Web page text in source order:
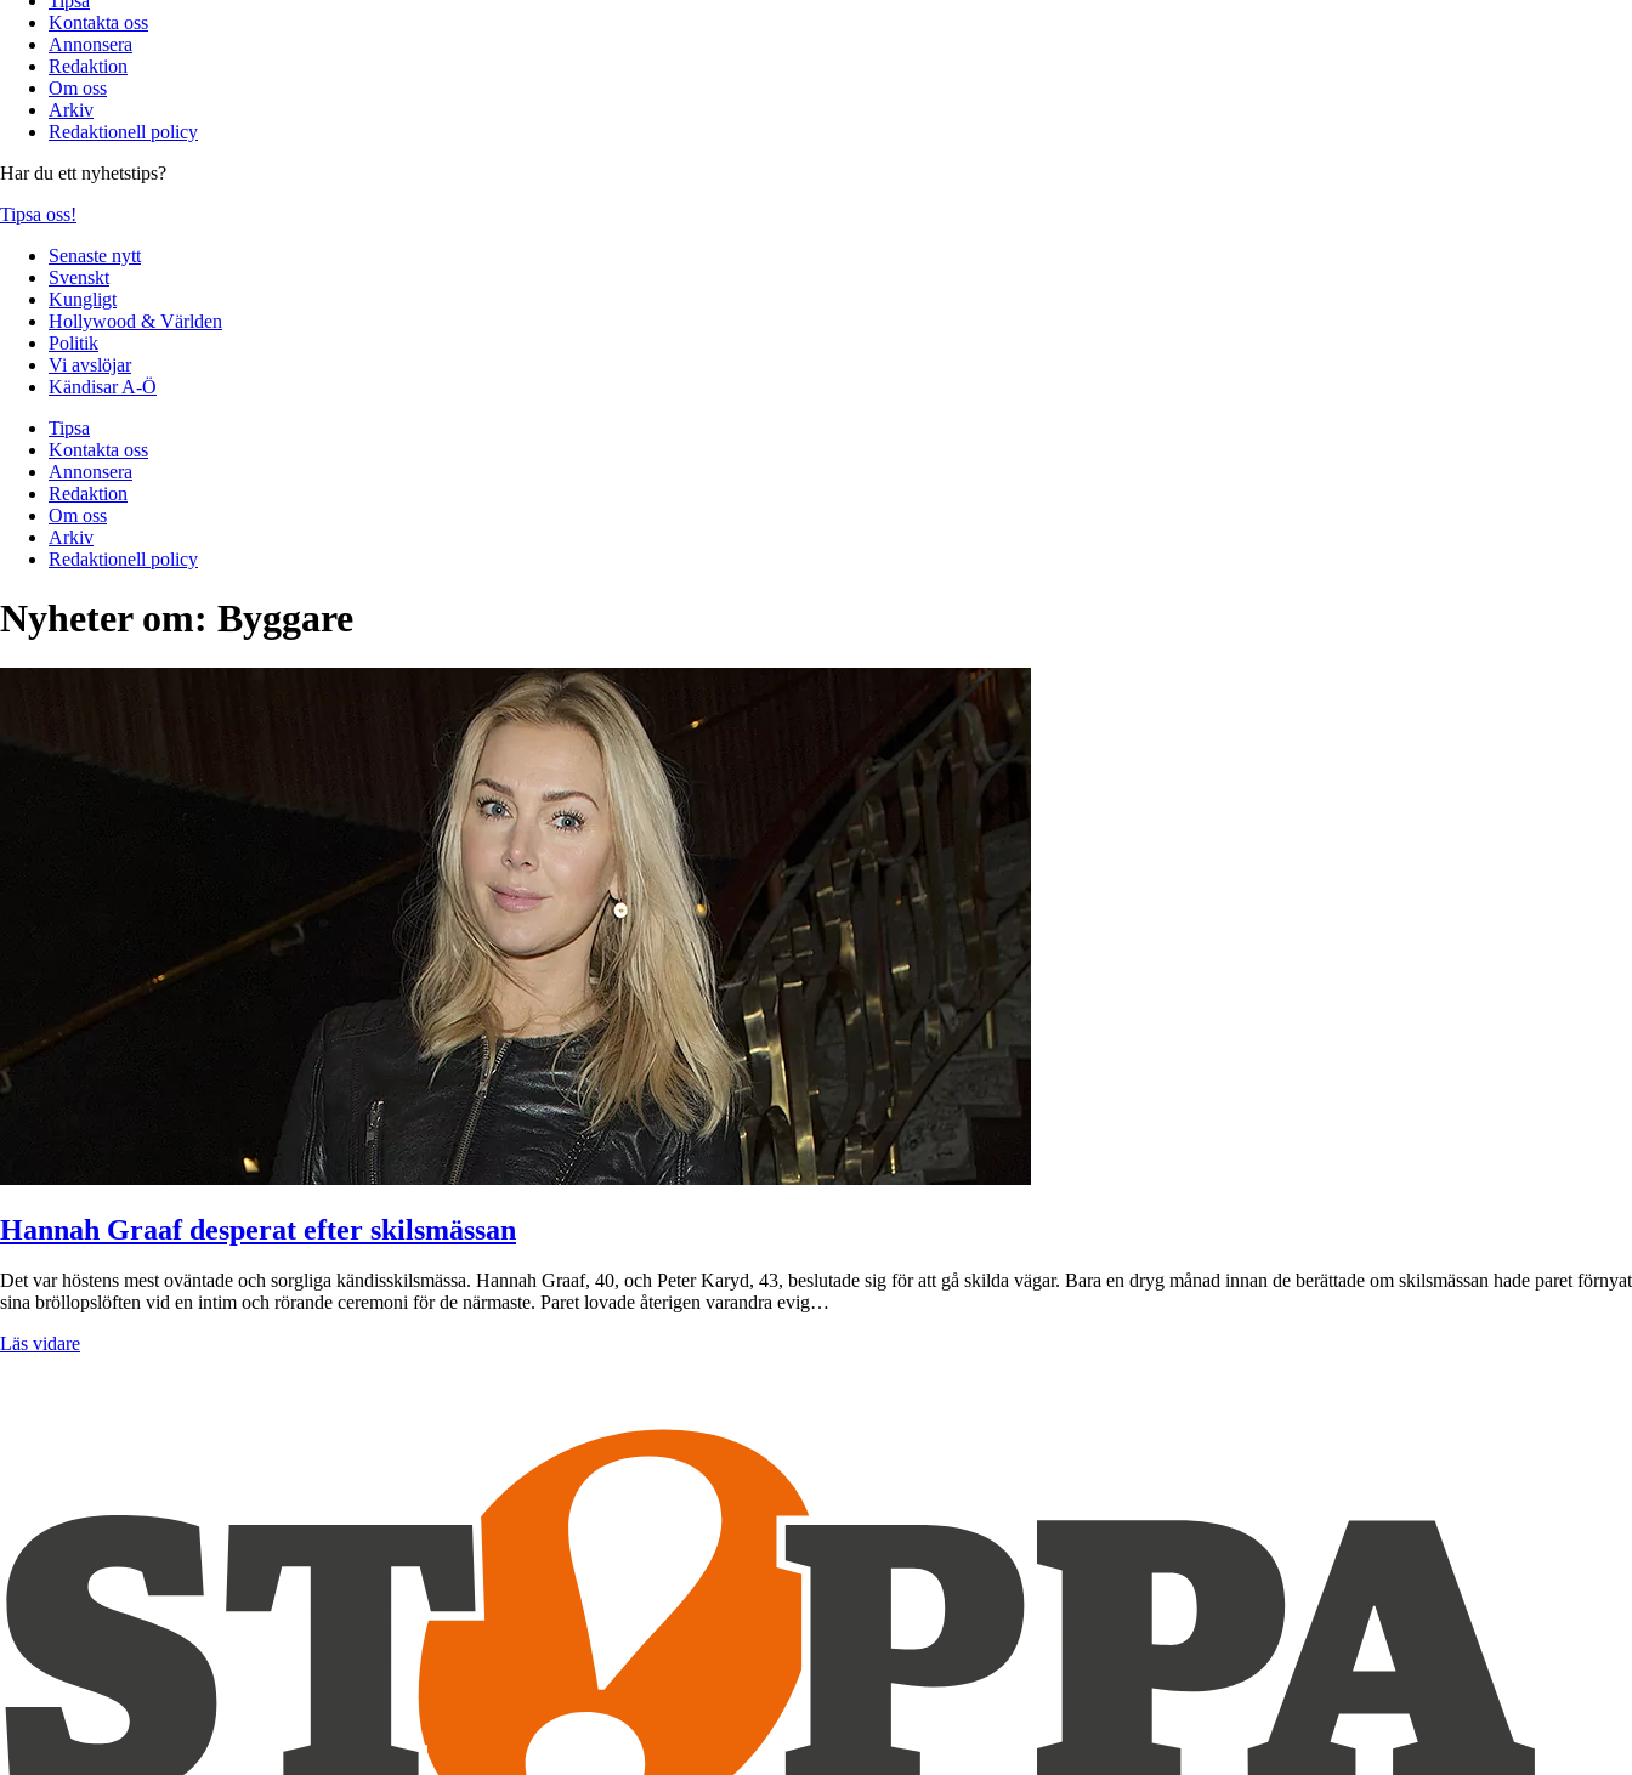
Kontakta oss
Annonsera
Redaktion
Om oss
Arkiv
Redaktionell policy
Har du ett nyhetstips?
Tipsa oss!
Senaste nytt
Svenskt
Kungligt
Hollywood & Världen
Politik
Vi avslöjar
Kändisar A-Ö
Tipsa
Kontakta oss
Annonsera
Redaktion
Om oss
Arkiv
Redaktionell policy
Nyheter om: Byggare
Hannah Graaf desperat efter skilsmässan
Det var höstens mest oväntade och sorgliga kändisskilsmässa. Hannah Graaf, 40, och Peter Karyd, 43, beslutade sig för att gå skilda vägar. Bara en dryg månad innan de berättade om skilsmässan hade paret förnyat
sina bröllopslöften vid en intim och rörande ceremoni för de närmaste. Paret lovade återigen varandra evig…
Läs vidare